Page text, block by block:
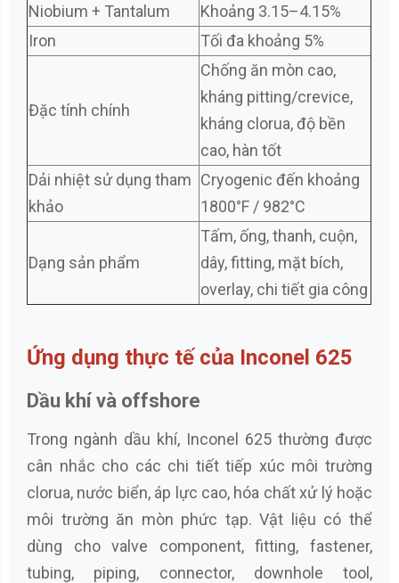
Niobium + Tantalum
Khoảng 3.15–4.15%
Iron
Tối đa khoảng 5%
Đặc tính chính
Chống ăn mòn cao,
kháng pitting/crevice,
kháng clorua, độ bền
cao, hàn tốt
Dải nhiệt sử dụng tham
khảo
Cryogenic đến khoảng
1800°F / 982°C
Dạng sản phẩm
Tấm, ống, thanh, cuộn,
dây, fitting, mặt bích,
overlay, chi tiết gia công
Ứng dụng thực tế của Inconel 625
Dầu khí và offshore
Trong ngành dầu khí, Inconel 625 thường được
cân nhắc cho các chi tiết tiếp xúc môi trường
clorua, nước biển, áp lực cao, hóa chất xử lý hoặc
môi trường ăn mòn phức tạp. Vật liệu có thể
dùng cho valve component, fitting, fastener,
tubing, piping, connector, downhole tool,